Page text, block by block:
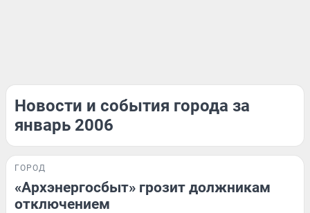
Новости и события города за
январь 2006
ГОРОД
«Архэнергосбыт» грозит должникам
отключением